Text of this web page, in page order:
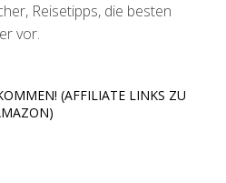
Reisetipps, die besten
vor.
(AFFILIATE LINKS ZU